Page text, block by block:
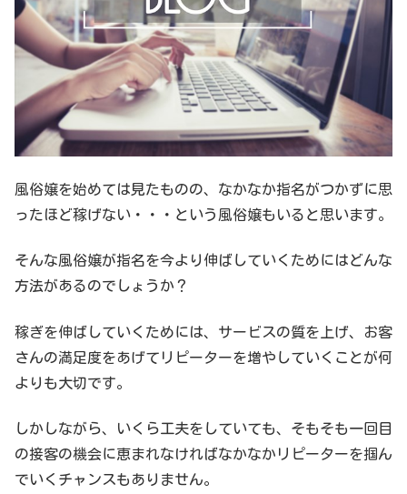
風俗嬢を始めては見たものの、なかなか指名がつかずに思
ったほど稼げない・・・という風俗嬢もいると思います。
そんな風俗嬢が指名を今より伸ばしていくためにはどんな
方法があるのでしょうか？
稼ぎを伸ばしていくためには、サービスの質を上げ、お客
さんの満足度をあげてリピーターを増やしていくことが何
よりも大切です。
しかしながら、いくら工夫をしていても、そもそも一回目
の接客の機会に恵まれなければなかなかリピーターを掴ん
でいくチャンスもありません。